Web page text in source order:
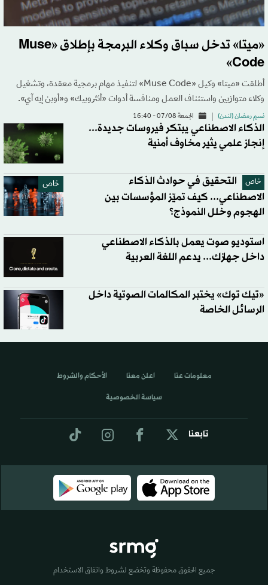
«ميتا» تدخل سباق وكلاء البرمجة بإطلاق «Muse
Code»
أطلقت «ميتا» وكيل «Muse Code» لتنفيذ مهام برمجية معقدة، وتشغيل
وكلاء متوازيين واستئناف العمل ومنافسة أدوات «أنثروبيك» و«أوبن إيه آي».
نسيم رمضان (لندن) الجمعة 07/08 - 16:40
الذكاء الاصطناعي يبتكر فيروسات جديدة...
إنجاز علمي يثير مخاوف أمنية
خاص خاص
التحقيق في حوادث الذكاء
الاصطناعي... كيف تميّز المؤسسات بين
الهجوم وخلل النموذج؟
استوديو صوت يعمل بالذكاء الاصطناعي
داخل جهازك... يدعم اللغة العربية
«تيك توك» يختبر المكالمات الصوتية داخل
الرسائل الخاصة
تابعنا
معلومات عنا اعلن معنا الأحكام والشروط
سياسة الخصوصية
جميع الحقوق محفوظة وتخضع لشروط واتفاق الاستخدام